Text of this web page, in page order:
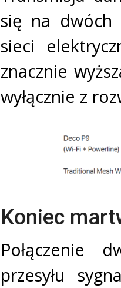
się na dwóch
sieci
znacznie
wyłącznie z
Koniec
Połączenie
przesyłu